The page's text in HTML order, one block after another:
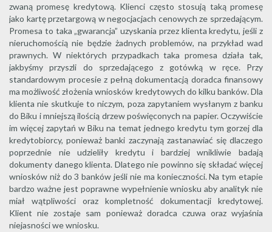
zwaną promesę kredytową. Klienci często stosują taką promesę
jako kartę przetargową w negocjacjach cenowych ze sprzedającym.
Promesa to taka „gwarancja” uzyskania przez klienta kredytu, jeśli z
nieruchomością nie będzie żadnych problemów, na przykład wad
prawnych. W niektórych przypadkach taka promesa działa tak,
jakbyśmy przyszli do sprzedającego z gotówką w ręce. Przy
standardowym procesie z pełną dokumentacją doradca finansowy
ma możliwość złożenia wniosków kredytowych do kilku banków. Dla
klienta nie skutkuje to niczym, poza zapytaniem wysłanym z banku
do Biku i mniejszą ilością drzew poświęconych na papier. Oczywiście
im więcej zapytań w Biku na temat jednego kredytu tym gorzej dla
kredytobiorcy, ponieważ banki zaczynają zastanawiać się dlaczego
poprzednie nie udzieliły kredytu i bardziej wnikliwie badają
dokumenty danego klienta. Dlatego nie powinno się składać więcej
wniosków niż do 3 banków jeśli nie ma konieczności. Na tym etapie
bardzo ważne jest poprawne wypełnienie wniosku aby analityk nie
miał wątpliwości oraz kompletność dokumentacji kredytowej.
Klient nie zostaje sam ponieważ doradca czuwa oraz wyjaśnia
niejasności we wniosku.